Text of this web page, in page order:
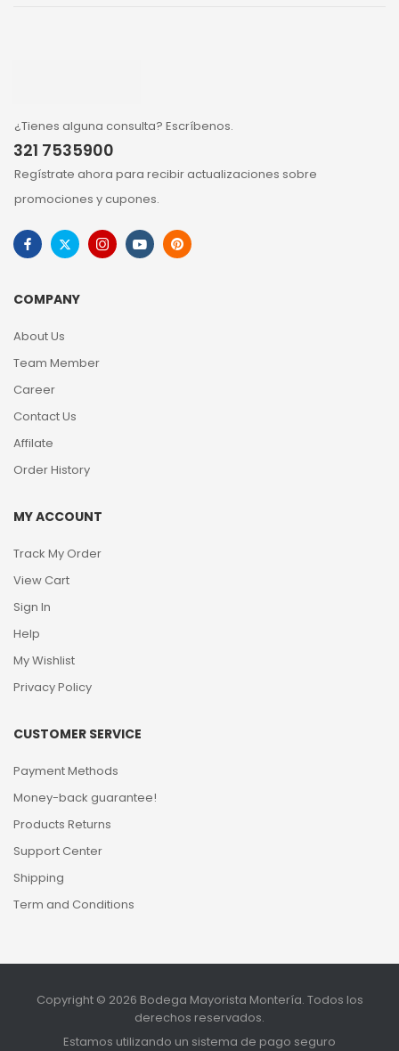
¿Tienes alguna consulta? Escríbenos.
321 7535900
Regístrate ahora para recibir actualizaciones sobre
promociones y cupones.
COMPANY
About Us
Team Member
Career
Contact Us
Affilate
Order History
MY ACCOUNT
Track My Order
View Cart
Sign In
Help
My Wishlist
Privacy Policy
CUSTOMER SERVICE
Payment Methods
Money-back guarantee!
Products Returns
Support Center
Shipping
Term and Conditions
Copyright © 2026 Bodega Mayorista Montería. Todos los
derechos reservados.
Estamos utilizando un sistema de pago seguro